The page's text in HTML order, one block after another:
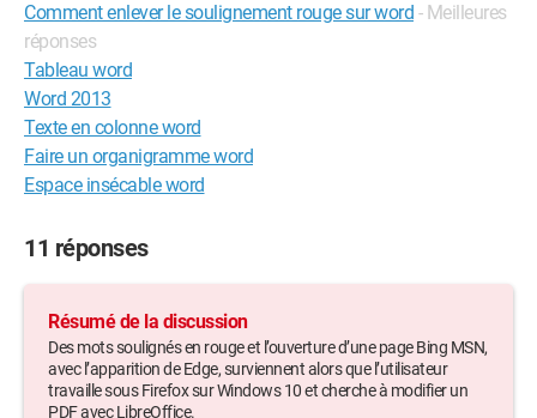
Cordialement.
Comment enlever le soulignement rouge sur word - Meilleures
réponses
Tableau word
Word 2013
Texte en colonne word
Faire un organigramme word
Espace insécable word
11 réponses
Résumé de la discussion
Des mots soulignés en rouge et l’ouverture d’une page Bing MSN,
avec l’apparition de Edge, surviennent alors que l’utilisateur
travaille sous Firefox sur Windows 10 et cherche à modifier un
PDF avec LibreOffice.